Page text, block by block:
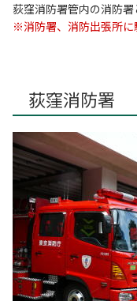
荻窪消防署管内の消防署
※消防署、消防出張所に
荻窪消防署